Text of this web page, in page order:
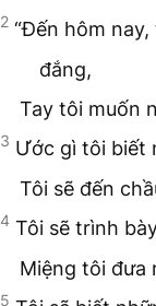
2 “Đến hôm
đắng,
Tay tôi muốn
3 Ước gì tôi biết
Tôi sẽ đến
4 Tôi sẽ trình
Miệng tôi đưa
5